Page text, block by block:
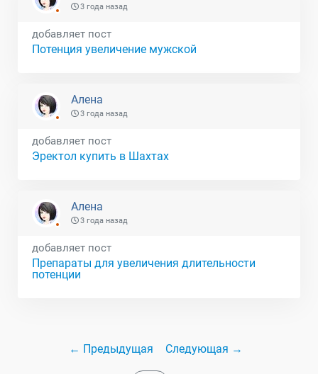
3 года назад
добавляет пост
Потенция увеличение мужской
Алена
3 года назад
добавляет пост
Эректол купить в Шахтах
Алена
3 года назад
добавляет пост
Препараты для увеличения длительности
потенции
← Предыдущая Следующая →